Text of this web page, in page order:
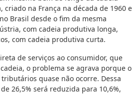
criado na França na década de 1960 e
Brasil desde o fim da mesma
com cadeia produtiva longa,
com cadeia produtiva curta.
de serviços ao consumidor, que
o problema se agrava porque o
quase não ocorre. Dessa
26,5% será reduzida para 10,6%,